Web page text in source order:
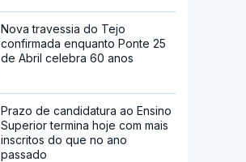
Nova travessia do Tejo
confirmada enquanto Ponte 25
de Abril celebra 60 anos
Prazo de candidatura ao Ensino
Superior termina hoje com mais
inscritos do que no ano
passado